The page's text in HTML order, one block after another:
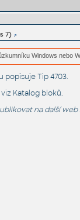
7)
Windows nebo
popisujeTip 4703.
Katalog bloků.
na další